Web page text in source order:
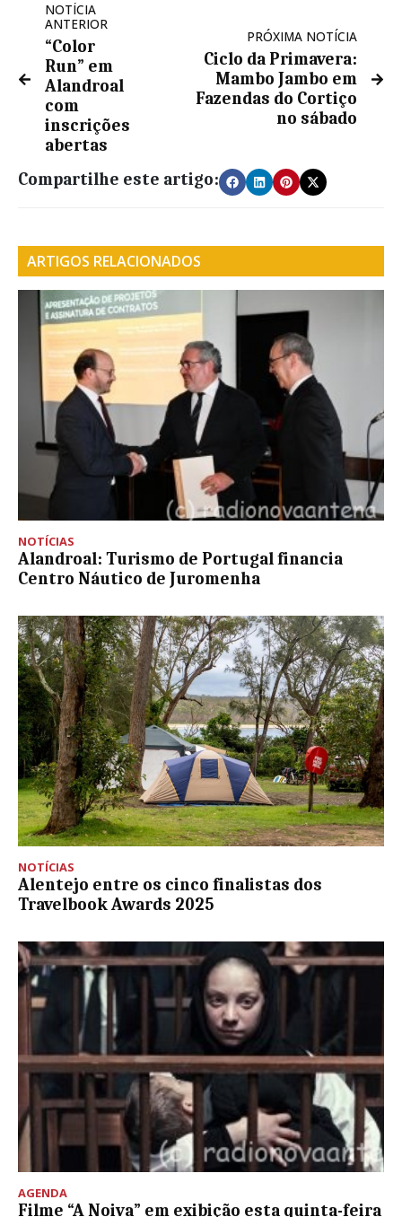
NOTÍCIA
ANTERIOR
“Color
Run” em
Alandroal
com
inscrições
abertas
PRÓXIMA NOTÍCIA
Ciclo da Primavera:
Mambo Jambo em
Fazendas do Cortiço
no sábado
Compartilhe este artigo:
ARTIGOS RELACIONADOS
NOTÍCIAS
Alandroal: Turismo de Portugal financia
Centro Náutico de Juromenha
NOTÍCIAS
Alentejo entre os cinco finalistas dos
Travelbook Awards 2025
AGENDA
Filme “A Noiva” em exibição esta quinta-feira